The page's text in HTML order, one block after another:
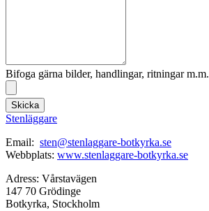
Bifoga gärna bilder, handlingar, ritningar m.m.
Skicka
Stenläggare
Email: sten@stenlaggare-botkyrka.se
Webbplats: www.stenlaggare-botkyrka.se
Adress: Vårstavägen
147 70 Grödinge
Botkyrka, Stockholm